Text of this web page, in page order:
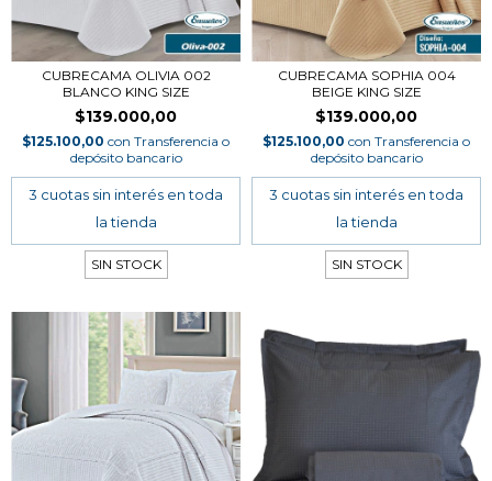
CUBRECAMA OLIVIA 002
BLANCO KING SIZE
$139.000,00
$125.100,00 con Transferencia o
depósito bancario
SIN STOCK
CUBRECAMA SOPHIA 004
BEIGE KING SIZE
$139.000,00
$125.100,00 con Transferencia o
depósito bancario
SIN STOCK